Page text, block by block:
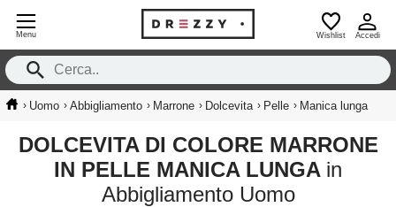
Menu Wishlist Accedi
› Uomo › Abbigliamento › Marrone › Dolcevita › Pelle › Manica lunga
DOLCEVITA DI COLORE MARRONE
IN PELLE MANICA LUNGA in
Abbigliamento Uomo